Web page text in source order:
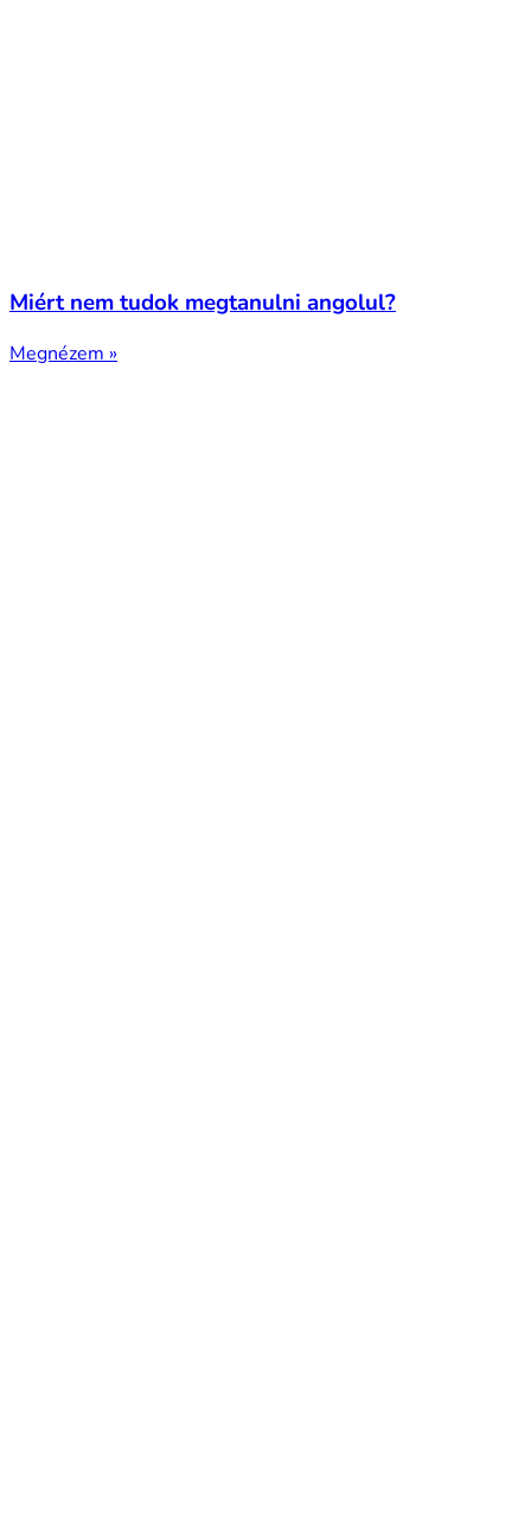
Miért nem tudok megtanulni angolul?
Megnézem »